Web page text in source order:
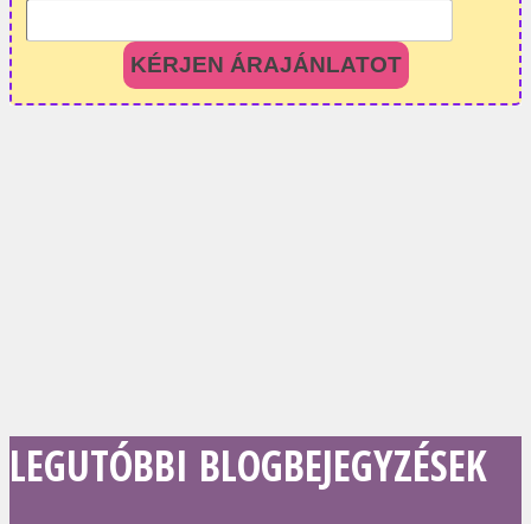
KÉRJEN ÁRAJÁNLATOT
LEGUTÓBBI BLOGBEJEGYZÉSEK